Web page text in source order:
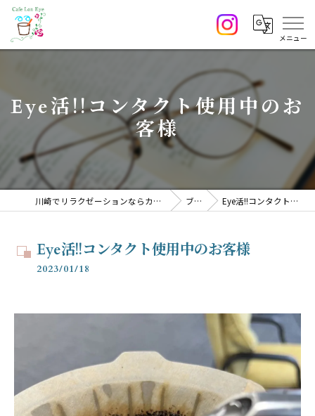
Eye活!!コンタクト使用中のお
客様
川崎でリラクゼーションならカフェ サロン CafeLonEye ブログ Eye活!!コンタクト使用中のお客様
Eye活!!コンタクト使用中のお客様
2023/01/18